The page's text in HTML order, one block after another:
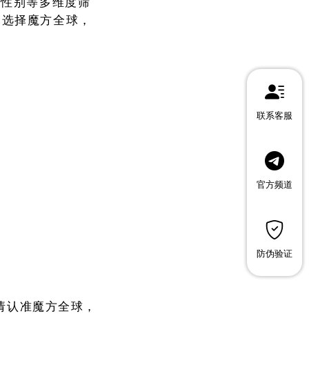
择魔方全球，
认准魔方全球，
联系客服
官方频道
防伪验证